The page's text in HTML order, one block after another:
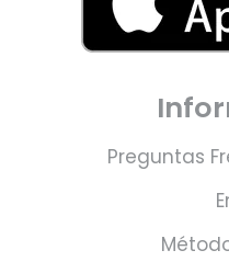
Preguntas